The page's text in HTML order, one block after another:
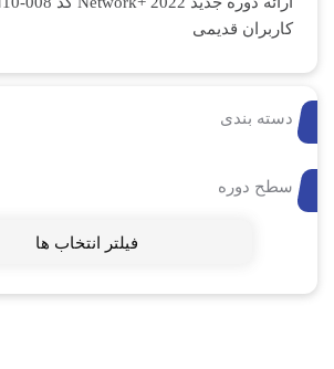
کاربران قدیمی
دسته بندی
سطح دوره
فیلتر انتخاب ها